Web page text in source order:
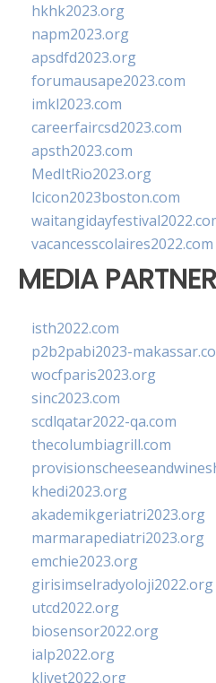
hkhk2023.org
napm2023.org
apsdfd2023.org
forumausape2023.com
imkl2023.com
careerfaircsd2023.com
apsth2023.com
MedItRio2023.org
lcicon2023boston.com
vacancesscolaires2022.com
MEDIA
isth2022.com
p2b2pabi2023-
wocfparis2023.org
sinc2023.com
scdlqatar2022-qa.com
thecolumbiagrill.com
khedi2023.org
akademikgeriatri2023.org
marmarapediatri2023.org
emchie2023.org
girisimselradyoloji2022.org
utcd2022.org
biosensor2022.org
ialp2022.org
klivet2022.org